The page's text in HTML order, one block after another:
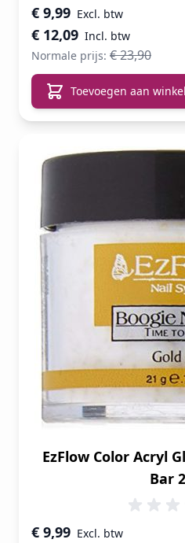
Speciale prijs
€ 12,09
€ 9,99
Normale prijs: € 23,90
Toevoegen aan
EzFlow Color Acryl
Bar
Speciale prijs
€ 9,99